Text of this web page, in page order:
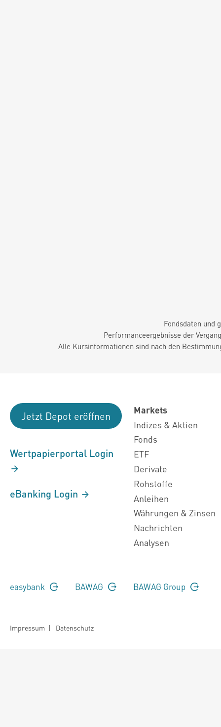
Fondsdaten und
Performanceergebnisse der
Alle Kursinformationen sind nach den
Jetzt Depot eröffnen
Wertpapierportal Login
eBanking Login
Markets
Indizes & Aktien
Fonds
ETF
Derivate
Rohstoffe
Anleihen
Währungen & Zinsen
Nachrichten
Analysen
easybank BAWAG BAWAG Group
Impressum | Datenschutz